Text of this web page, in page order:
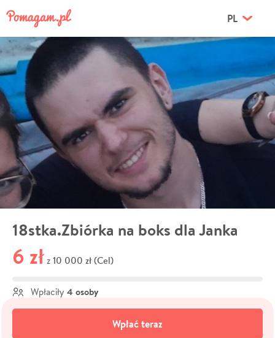
PL
18stka.Zbiórka na boks dla Janka
6 zł z 10 000 zł (Cel)
Wpłaciły 4 osoby
Wpłać teraz